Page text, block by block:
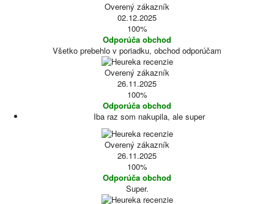
Overený zákazník
02.12.2025
100%
Odporúča obchod
Všetko prebehlo v poriadku, obchod odporúčam
Overený zákazník
26.11.2025
100%
Odporúča obchod
Iba raz som nakupila, ale super
Overený zákazník
26.11.2025
100%
Odporúča obchod
Super.